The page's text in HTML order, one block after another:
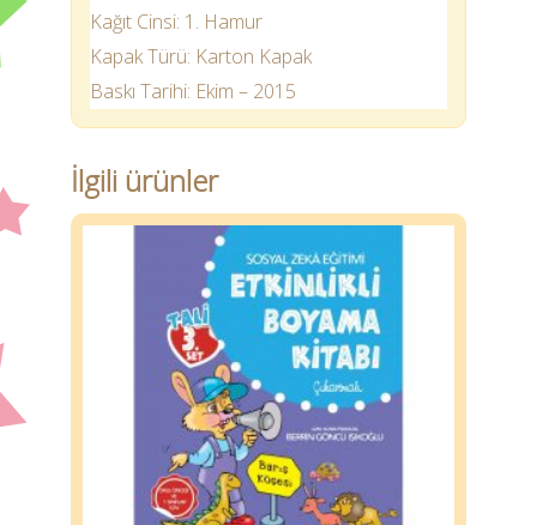
Kağıt Cinsi: 1. Hamur
Kapak Türü: Karton Kapak
Baskı Tarihi: Ekim – 2015
İlgili ürünler